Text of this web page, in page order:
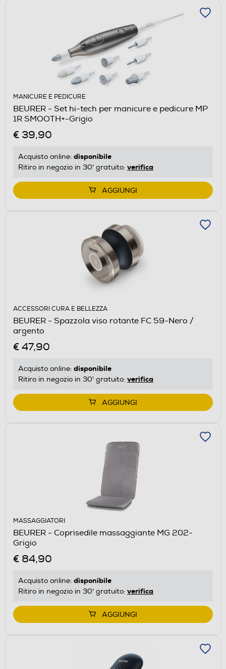
MANICURE E PEDICURE
BEURER - Set hi-tech per manicure e pedicure MP
1R SMOOTH+-Grigio
€ 39,90
Acquisto online: disponibile
Ritiro in negozio in 30' gratuito: verifica
AGGIUNGI
ACCESSORI CURA E BELLEZZA
BEURER - Spazzola viso rotante FC 59-Nero /
argento
€ 47,90
Acquisto online: disponibile
Ritiro in negozio in 30' gratuito: verifica
AGGIUNGI
MASSAGGIATORI
BEURER - Coprisedile massaggiante MG 202-
Grigio
€ 84,90
Acquisto online: disponibile
Ritiro in negozio in 30' gratuito: verifica
AGGIUNGI